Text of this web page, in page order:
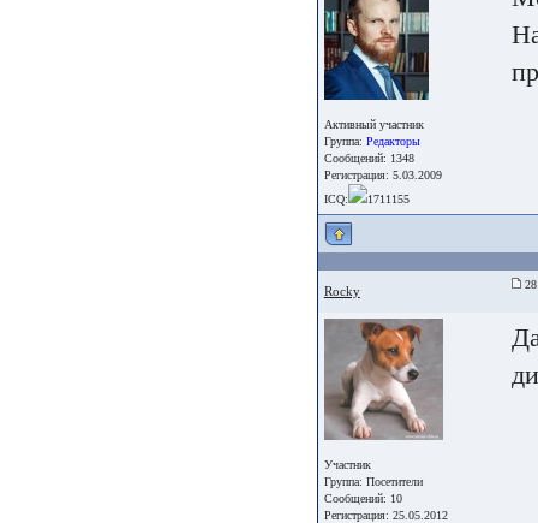
Активный участник
Группа: Редакторы
Сообщений: 1348
Регистрация: 5.03.2009
ICQ:
1711155
Rocky 28
Участник
Группа: Посетители
Сообщений: 10
Регистрация: 25.05.2012